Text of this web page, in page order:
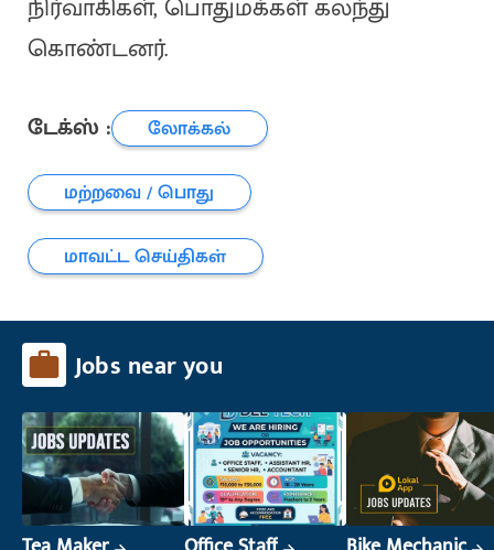
நிர்வாகிகள், பொதுமக்கள் கலந்து
கொண்டனர்.
டேக்ஸ் :
லோக்கல்
மற்றவை / பொது
மாவட்ட செய்திகள்
Jobs near you